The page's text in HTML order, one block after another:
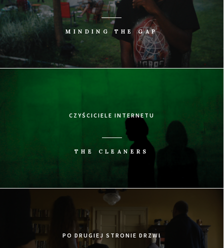
MINDING THE GAP
CZYŚCICIELE INTERNETU
THE CLEANERS
PO DRUGIEJ STRONIE DRZWI